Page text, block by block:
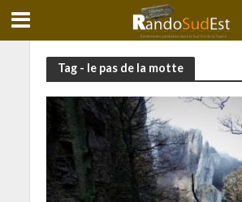
Tag - le pas de la motte